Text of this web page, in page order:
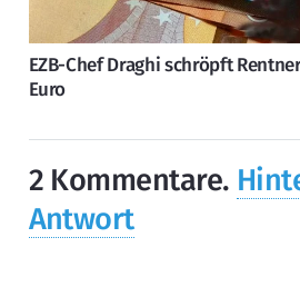
EZB-Chef Draghi schröpft
Euro
2 Kommentare.
Antwort